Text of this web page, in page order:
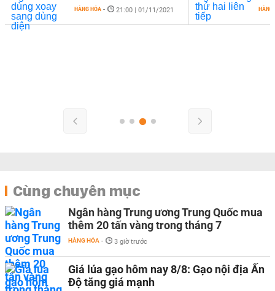
HÀNG
HÀNG HÓA - 21:00 | 01/11/2021
Cùng chuyên mục
Ngân hàng Trung ương Trung Quốc mua
thêm 20 tấn vàng trong tháng 7
HÀNG HÓA - 3 giờ trước
Giá lúa gạo hôm nay 8/8: Gạo nội địa Ấn
Độ tăng giá mạnh